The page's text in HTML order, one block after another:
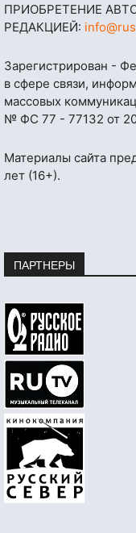
ПРИОБРЕТЕНИЕ
РЕДАКЦИЕЙ:
Зарегистрирован -
в сфере связи,
массовых
№ ФС 77 - 77132 от
Материалы сайта
лет (16+).
ПАРТНЕРЫ